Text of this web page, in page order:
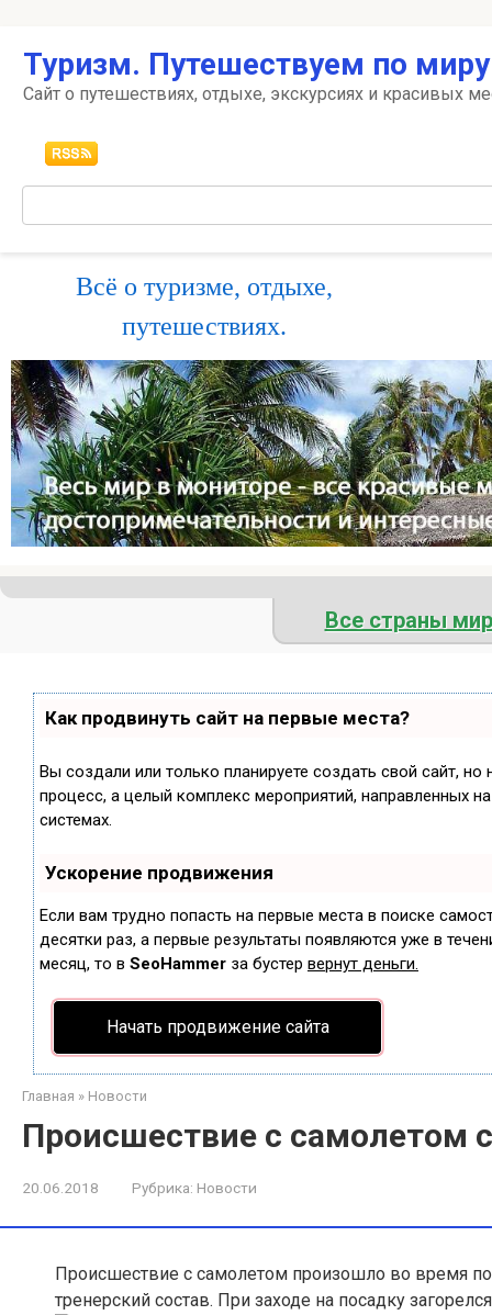
контенту
Туризм. Путешествуем по
Сайт о путешествиях, отдыхе, экскурсиях и красивых
Всё о туризме, отдыхе,
путешествиях.
Все страны
Как продвинуть сайт на первые места?
Вы создали или только планируете создать свой сайт,
процесс, а целый комплекс мероприятий, направленных
системах.
Ускорение продвижения
Если вам трудно попасть на первые места в поиске
десятки раз, а первые результаты появляются уже в
месяц, то в SeoHammer за бустер вернут деньги.
Начать продвижение сайта
Главная » Новости
Происшествие с самолетом
20.06.2018 Рубрика: Новости
Происшествие с самолетом произошло во время
тренерский состав. При заходе на посадку